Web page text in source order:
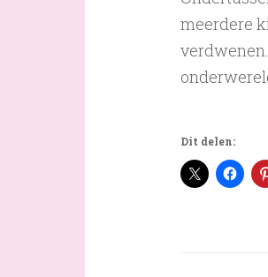
meerdere
Dit delen: